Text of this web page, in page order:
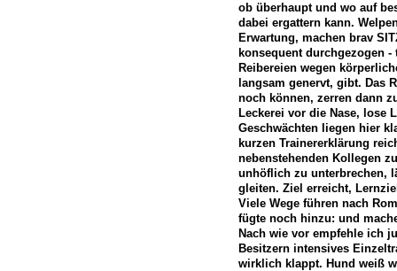
ob überhaupt und wo auf
dabei ergattern kann.
Erwartung, machen brav
konsequent durchgezogen
Reibereien wegen
langsam genervt, gibt. Das
noch können, zerren dann
Leckerei vor die Nase, lose
Geschwächten liegen hier
kurzen Trainererklärung
nebenstehenden Kollegen
unhöflich zu unterbrechen,
gleiten. Ziel erreicht,
Viele Wege führen nach
fügte noch hinzu: und
Nach wie vor empfehle ich
Besitzern intensives
wirklich klappt. Hund weiß